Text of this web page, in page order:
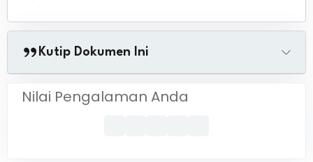
Kutip Dokumen Ini
Nilai Pengalaman Anda